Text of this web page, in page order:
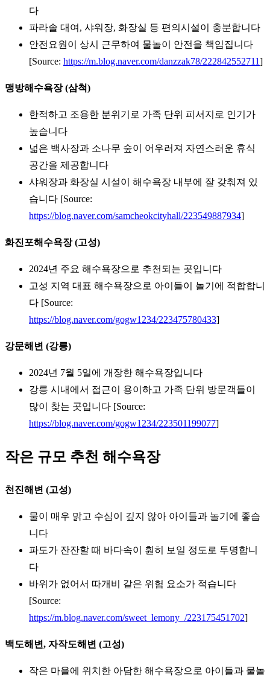
다
파라솔 대여, 샤워장, 화장실 등 편의시설이 충분합니다
안전요원이 상시 근무하여 물놀이 안전을 책임집니다
[Source: https://m.blog.naver.com/danzzak78/222842552711]
맹방해수욕장 (삼척)
한적하고 조용한 분위기로 가족 단위 피서지로 인기가
높습니다
넓은 백사장과 소나무 숲이 어우러져 자연스러운 휴식
공간을 제공합니다
샤워장과 화장실 시설이 해수욕장 내부에 잘 갖춰져 있
습니다 [Source:
https://blog.naver.com/samcheokcityhall/223549887934]
화진포해수욕장 (고성)
2024년 주요 해수욕장으로 추천되는 곳입니다
고성 지역 대표 해수욕장으로 아이들이 놀기에 적합합니
다 [Source:
https://blog.naver.com/gogw1234/223475780433]
강문해변 (강릉)
2024년 7월 5일에 개장한 해수욕장입니다
강릉 시내에서 접근이 용이하고 가족 단위 방문객들이
많이 찾는 곳입니다 [Source:
https://blog.naver.com/gogw1234/223501199077]
작은 규모 추천 해수욕장
천진해변 (고성)
물이 매우 맑고 수심이 깊지 않아 아이들과 놀기에 좋습
니다
파도가 잔잔할 때 바다속이 훤히 보일 정도로 투명합니
다
바위가 없어서 따개비 같은 위험 요소가 적습니다
[Source:
https://m.blog.naver.com/sweet_lemony_/223175451702]
백도해변, 자작도해변 (고성)
작은 마을에 위치한 아담한 해수욕장으로 아이들과 물놀